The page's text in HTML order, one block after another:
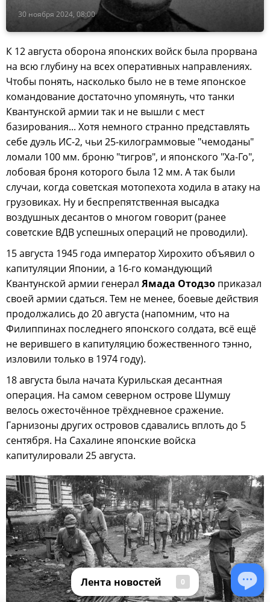
30 ноября 2024, 08:00
К 12 августа оборона японских войск была прорвана
на всю глубину на всех оперативных направлениях.
Чтобы понять, насколько было не в теме японское
командование достаточно упомянуть, что танки
Квантунской армии так и не вышли с мест
базирования... Хотя немного странно представлять
себе дуэль ИС-2, чьи 25-килограммовые "чемоданы"
ломали 100 мм. броню "тигров", и японского "Ха-Го",
лобовая броня которого была 12 мм. А так были
случаи, когда советская мотопехота ходила в атаку на
грузовиках. Ну и беспрепятственная высадка
воздушных десантов о многом говорит (ранее
советские ВДВ успешных операций не проводили).
15 августа 1945 года император Хирохито объявил о
капитуляции Японии, а 16-го командующий
Квантунской армии генерал Ямада Отодзо приказал
своей армии сдаться. Тем не менее, боевые действия
продолжались до 20 августа (напомним, что на
Филиппинах последнего японского солдата, всё ещё
не верившего в капитуляцию божественного тэнно,
изловили только в 1974 году).
18 августа была начата Курильская десантная
операция. На самом северном острове Шумшу
велось ожесточённое трёхдневное сражение.
Гарнизоны других островов сдавались вплоть до 5
сентября. На Сахалине японские войска
капитулировали 25 августа.
Лента новостей 0
Лента новостей